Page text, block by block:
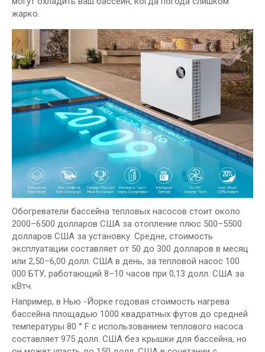
жарко.
Обогреватели бассейна тепловых насосов стоит около
2000–6500 долларов США за отопление плюс 500–5500
долларов США за установку. Средне, стоимость
эксплуатации составляет от 50 до 300 долларов в месяц
или 2,50–6,00 долл. США в день, за тепловой насос 100
000 БТУ, работающий 8–10 часов при 0,13 долл. США за
кВтч.
Например, в Нью -Йорке годовая стоимость нагрева
бассейна площадью 1000 квадратных футов до средней
температуры 80 ° F с использованием теплового насоса
составляет 975 долл. США без крышки для бассейна, но